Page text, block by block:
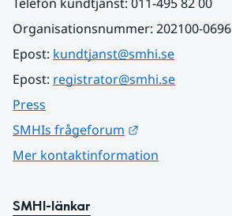
Organisationsnummer: 202100-0696
Epost: kundtjanst@smhi.se
Epost: registrator@smhi.se
Press
SMHIs frågeforum
Mer kontaktinformation
SMHI-länkar